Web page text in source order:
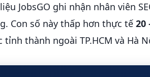
JobsGO ghi nhận nhân viên
Con số này thấp hơn thực tế 20
thành ngoài TP.HCM và Hà